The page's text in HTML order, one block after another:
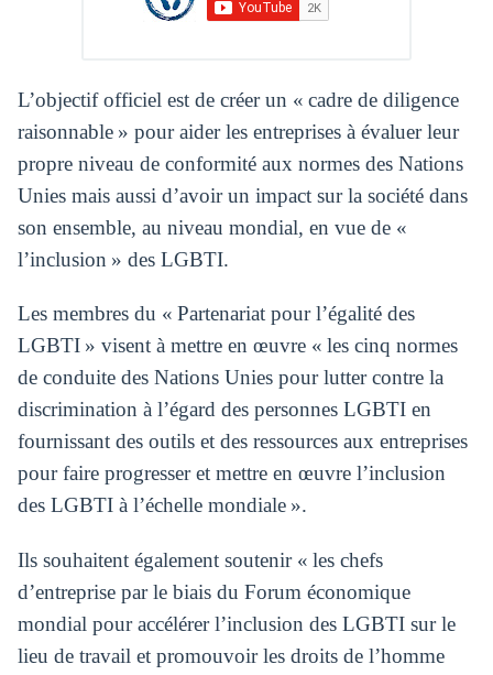
L’objectif officiel est de créer un « cadre de diligence
raisonnable » pour aider les entreprises à évaluer leur
propre niveau de conformité aux normes des Nations
Unies mais aussi d’avoir un impact sur la société dans
son ensemble, au niveau mondial, en vue de «
l’inclusion » des LGBTI.
Les membres du « Partenariat pour l’égalité des
LGBTI » visent à mettre en œuvre « les cinq normes
de conduite des Nations Unies pour lutter contre la
discrimination à l’égard des personnes LGBTI en
fournissant des outils et des ressources aux entreprises
pour faire progresser et mettre en œuvre l’inclusion
des LGBTI à l’échelle mondiale ».
Ils souhaitent également soutenir « les chefs
d’entreprise par le biais du Forum économique
mondial pour accélérer l’inclusion des LGBTI sur le
lieu de travail et promouvoir les droits de l’homme